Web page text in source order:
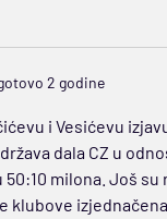
2 godine
i Vesićevu
dala CZ u
50:10 milona. Još su
klubove